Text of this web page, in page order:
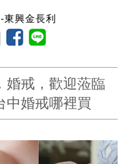
興金長利
婚戒，歡迎蒞臨
中婚戒哪裡買